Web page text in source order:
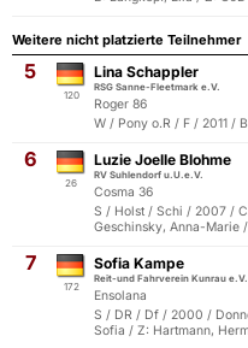
Weitere nicht platzierte Teilnehmer
5
120
Lina Schappler
RSG Sanne-Fleetmark e.V.
Roger 86
W / Pony o.R / F / 2011 /
6
26
Luzie Joelle Blohme
RV Suhlendorf u.U.e.V.
Cosma 36
S / Holst / Schi / 2007 /
Geschinsky, Anna-Marie
7
172
Sofia Kampe
Reit-und Fahrverein Kunrau e.V.
Ensolana
S / DR / Df / 2000 /
Sofia / Z: Hartmann,